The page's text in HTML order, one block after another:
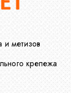
и метизов
крепежа